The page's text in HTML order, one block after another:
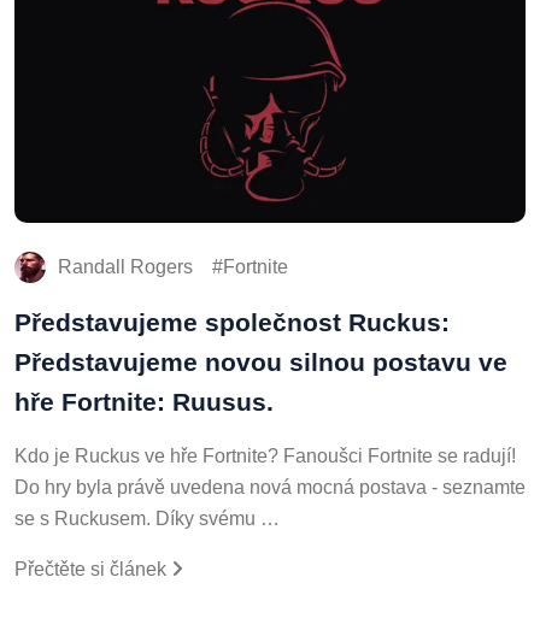
Randall Rogers Fortnite
Představujeme společnost Ruckus:
Představujeme novou silnou postavu ve
hře Fortnite: Ruusus.
Kdo je Ruckus ve hře Fortnite? Fanoušci Fortnite se radují!
Do hry byla právě uvedena nová mocná postava - seznamte
se s Ruckusem. Díky svému …
Přečtěte si článek